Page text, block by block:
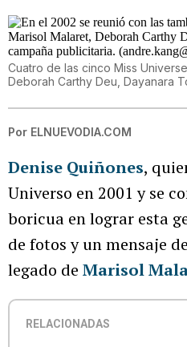
Cuatro de las cinco Miss
Deborah Carthy Deu, Dayanara
Por ELNUEVODIA.COM
Denise Quiñones,
Universo en 2001 y se
boricua en lograr esta
de fotos y un mensaje
legado de Marisol
RELACIONADAS